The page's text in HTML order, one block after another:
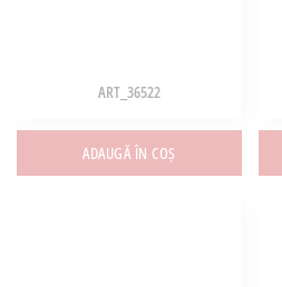
ART_36522
ADAUGĂ ÎN COȘ